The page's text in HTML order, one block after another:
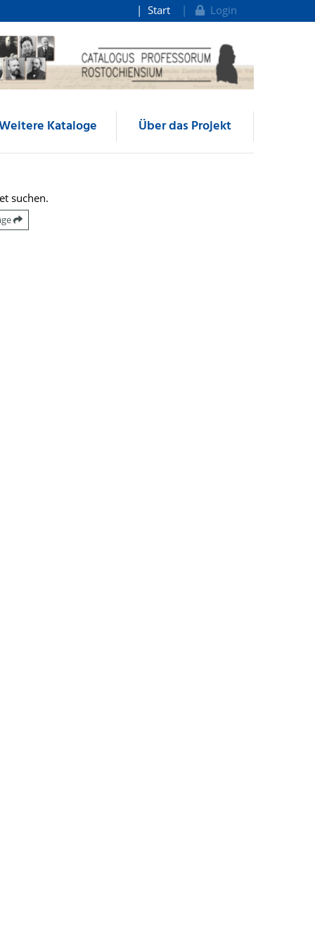
Start Login
Kataloge Über das Projekt
suchen.